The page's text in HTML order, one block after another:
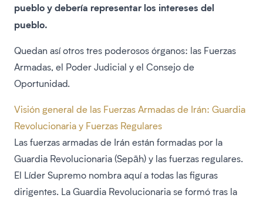
pueblo y debería representar los intereses del
pueblo.
Quedan así otros tres poderosos órganos: las Fuerzas
Armadas, el Poder Judicial y el Consejo de
Oportunidad.
Visión general de las Fuerzas Armadas de Irán: Guardia
Revolucionaria y Fuerzas Regulares
Las fuerzas armadas de Irán están formadas por la
Guardia Revolucionaria (Sepāh) y las fuerzas regulares.
El Líder Supremo nombra aquí a todas las figuras
dirigentes. La Guardia Revolucionaria se formó tras la